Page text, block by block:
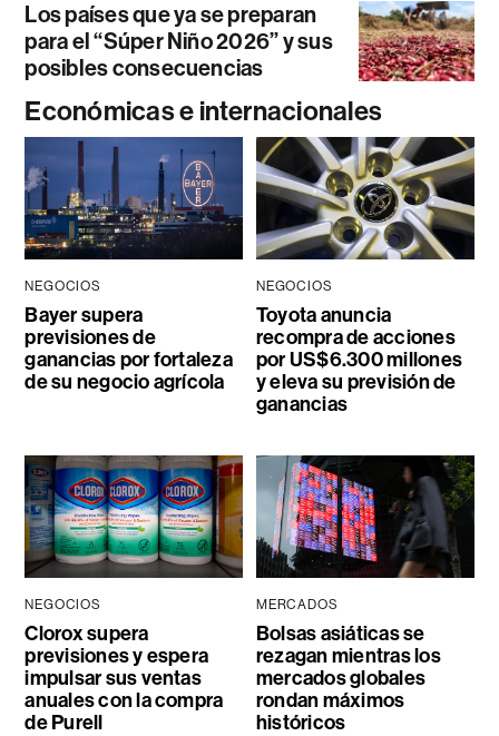
Los países que ya se preparan
para el “Súper Niño 2026” y sus
posibles consecuencias
Económicas e internacionales
NEGOCIOS
Bayer supera
previsiones de
ganancias por fortaleza
de su negocio agrícola
NEGOCIOS
Toyota anuncia
recompra de acciones
por US$6.300 millones
y eleva su previsión de
ganancias
NEGOCIOS
Clorox supera
previsiones y espera
impulsar sus ventas
anuales con la compra
de Purell
MERCADOS
Bolsas asiáticas se
rezagan mientras los
mercados globales
rondan máximos
históricos